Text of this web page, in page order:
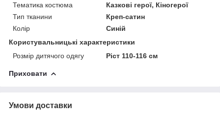
Тематика костюма
Казкові герої, Кіногерої
Тип тканини
Креп-сатин
Колір
Синій
Користувальницькі характеристики
Розмір дитячого одягу
Ріст 110-116 см
Приховати
Умови доставки